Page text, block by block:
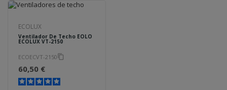
ECOLUX
Ventilador De Techo EOLO
ECOLUX VT-2150
ECOECVT-2150content_copy
60,50 €